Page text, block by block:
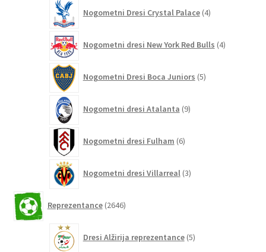
Nogometni Dresi Crystal Palace 4izdelki
Nogometni dresi New York Red Bulls 4izdelki
Nogometni Dresi Boca Juniors 5izdelkov
Nogometni dresi Atalanta 9izdelkov
Nogometni dresi Fulham 6izdelkov
Nogometni dresi Villarreal 3izdelki
Reprezentance 2646izdelkov
Dresi Alžirija reprezentance 5izdelkov